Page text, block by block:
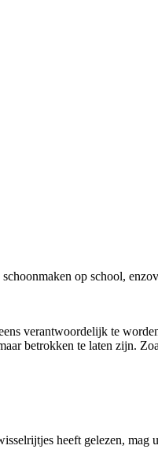
op school,
verantwoordelijk te
betrokken te laten zijn.
heeft gelezen, mag